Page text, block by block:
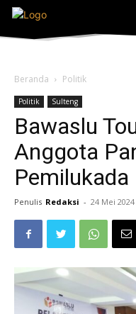
Beranda Politik
Politik Sulteng
Bawaslu
Anggota
Pemilukada
Penulis Redaksi - 24 Mei 2024